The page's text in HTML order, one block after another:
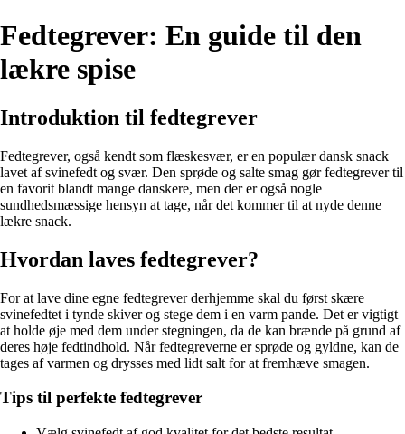
Fedtegrever: En guide til den
lækre spise
Introduktion til fedtegrever
Fedtegrever, også kendt som flæskesvær, er en populær dansk snack
lavet af svinefedt og svær. Den sprøde og salte smag gør fedtegrever til
en favorit blandt mange danskere, men der er også nogle
sundhedsmæssige hensyn at tage, når det kommer til at nyde denne
lækre snack.
Hvordan laves fedtegrever?
For at lave dine egne fedtegrever derhjemme skal du først skære
svinefedtet i tynde skiver og stege dem i en varm pande. Det er vigtigt
at holde øje med dem under stegningen, da de kan brænde på grund af
deres høje fedtindhold. Når fedtegreverne er sprøde og gyldne, kan de
tages af varmen og drysses med lidt salt for at fremhæve smagen.
Tips til perfekte fedtegrever